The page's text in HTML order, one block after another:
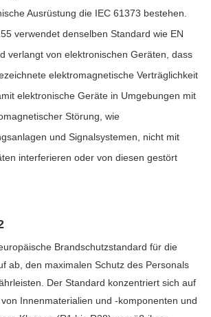
Ausrüstung die IEC 61373 bestehen.
verwendet denselben Standard wie EN
verlangt von elektronischen Geräten, dass
elektromagnetische Verträglichkeit
elektronische Geräte in Umgebungen mit
Störung, wie
und Signalsystemen, nicht mit
interferieren oder von diesen gestört
Brandschutzstandard für die
ab, den maximalen Schutz des Personals
Der Standard konzentriert sich auf
Innenmaterialien und -komponenten und